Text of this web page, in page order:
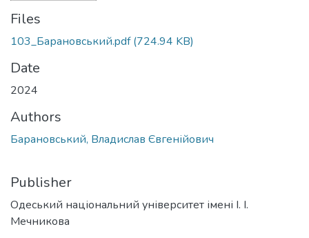
Files
103_Барановський.pdf(724.94 KB)
Date
2024
Authors
Барановський, Владислав Євгенійович
Publisher
Одеський національний університет імені І. І.
Мечникова